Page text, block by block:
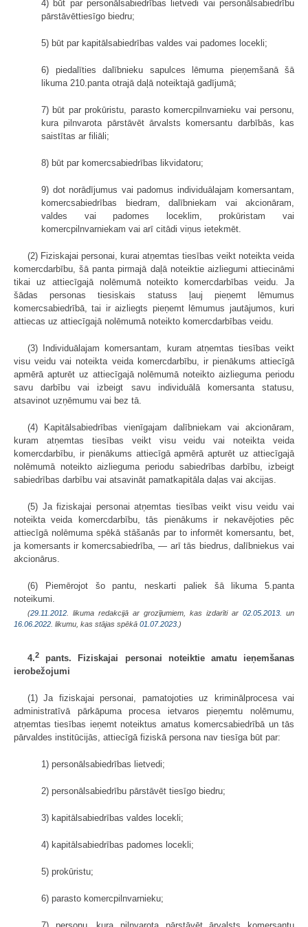
4) būt par personālsabiedrības lietvedi vai personālsabiedrību
pārstāvēttiesīgo biedru;
5) būt par kapitālsabiedrības valdes vai padomes locekli;
6) piedalīties dalībnieku sapulces lēmuma pieņemšanā šā
likuma 210.panta otrajā daļā noteiktajā gadījumā;
7) būt par prokūristu, parasto komercpilnvarnieku vai personu,
kura pilnvarota pārstāvēt ārvalsts komersantu darbībās, kas
saistītas ar filiāli;
8) būt par komercsabiedrības likvidatoru;
9) dot norādījumus vai padomus individuālajam komersantam,
komercsabiedrības biedram, dalībniekam vai akcionāram,
valdes vai padomes loceklim, prokūristam vai
komercpilnvarniekam vai arī citādi viņus ietekmēt.
(2) Fiziskajai personai, kurai atņemtas tiesības veikt noteikta veida
komercdarbību, šā panta pirmajā daļā noteiktie aizliegumi attiecināmi
tikai uz attiecīgajā nolēmumā noteikto komercdarbības veidu. Ja
šādas personas tiesiskais statuss ļauj pieņemt lēmumus
komercsabiedrībā, tai ir aizliegts pieņemt lēmumus jautājumos, kuri
attiecas uz attiecīgajā nolēmumā noteikto komercdarbības veidu.
(3) Individuālajam komersantam, kuram atņemtas tiesības veikt
visu veidu vai noteikta veida komercdarbību, ir pienākums attiecīgā
apmērā apturēt uz attiecīgajā nolēmumā noteikto aizlieguma periodu
savu darbību vai izbeigt savu individuālā komersanta statusu,
atsavinot uzņēmumu vai bez tā.
(4) Kapitālsabiedrības vienīgajam dalībniekam vai akcionāram,
kuram atņemtas tiesības veikt visu veidu vai noteikta veida
komercdarbību, ir pienākums attiecīgā apmērā apturēt uz attiecīgajā
nolēmumā noteikto aizlieguma periodu sabiedrības darbību, izbeigt
sabiedrības darbību vai atsavināt pamatkapitāla daļas vai akcijas.
(5) Ja fiziskajai personai atņemtas tiesības veikt visu veidu vai
noteikta veida komercdarbību, tās pienākums ir nekavējoties pēc
attiecīgā nolēmuma spēkā stāšanās par to informēt komersantu, bet,
ja komersants ir komercsabiedrība, — arī tās biedrus, dalībniekus vai
akcionārus.
(6) Piemērojot šo pantu, neskarti paliek šā likuma 5.panta
noteikumi.
(29.11.2012 . likuma redakcijā ar grozījumiem, kas izdarīti ar 02.05.2013.
un
16.06.2022 . likumu, kas stājas spēkā 01.07.2023. )
4.2
pants. Fiziskajai personai noteiktie amatu ieņemšanas
ierobežojumi
(1) Ja fiziskajai personai, pamatojoties uz kriminālprocesa vai
administratīvā pārkāpuma procesa ietvaros pieņemtu nolēmumu,
atņemtas tiesības ieņemt noteiktus amatus komercsabiedrībā un tās
pārvaldes institūcijās, attiecīgā fiziskā persona nav tiesīga būt par:
1) personālsabiedrības lietvedi;
2) personālsabiedrību pārstāvēt tiesīgo biedru;
3) kapitālsabiedrības valdes locekli;
4) kapitālsabiedrības padomes locekli;
5) prokūristu;
6) parasto komercpilnvarnieku;